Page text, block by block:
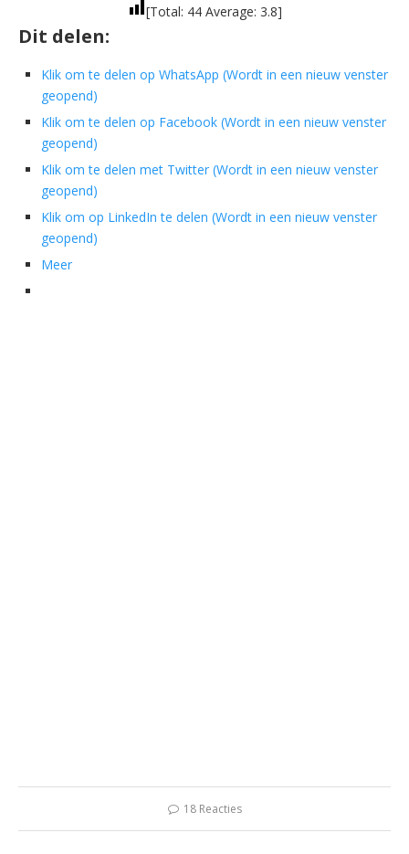
[Total: 44Average: 3.8]
Dit delen:
Klik om te delen op WhatsApp (Wordt in een nieuw venster
geopend)
Klik om te delen op Facebook (Wordt in een nieuw venster
geopend)
Klik om te delen met Twitter (Wordt in een nieuw venster
geopend)
Klik om op LinkedIn te delen (Wordt in een nieuw venster
geopend)
Meer
18 Reacties